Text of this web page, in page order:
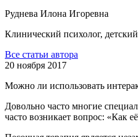
Руднева Илона Игоревна
Клинический психолог,
Все статьи автора
20 ноября 2017
Можно ли использовать
Довольно часто многие
часто возникает вопрос: «Как